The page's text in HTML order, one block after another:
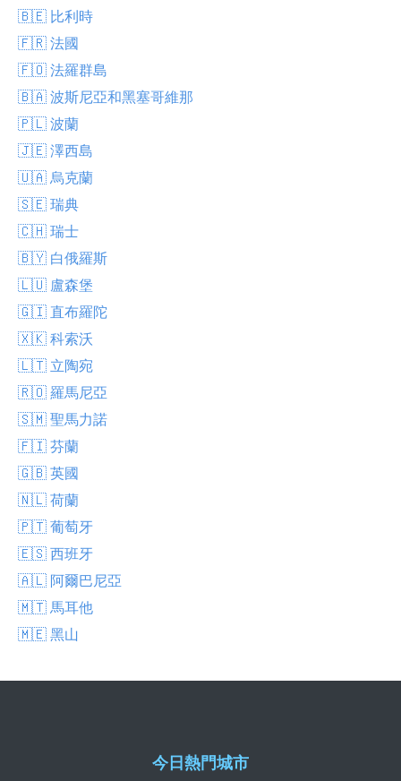
🇧🇪 比利時
🇫🇷 法國
🇫🇴 法羅群島
🇧🇦 波斯尼亞和黑塞哥維那
🇵🇱 波蘭
🇯🇪 澤西島
🇺🇦 烏克蘭
🇸🇪 瑞典
🇨🇭 瑞士
🇧🇾 白俄羅斯
🇱🇺 盧森堡
🇬🇮 直布羅陀
🇽🇰 科索沃
🇱🇹 立陶宛
🇷🇴 羅馬尼亞
🇸🇲 聖馬力諾
🇫🇮 芬蘭
🇬🇧 英國
🇳🇱 荷蘭
🇵🇹 葡萄牙
🇪🇸 西班牙
🇦🇱 阿爾巴尼亞
🇲🇹 馬耳他
🇲🇪 黑山
今日熱門城市